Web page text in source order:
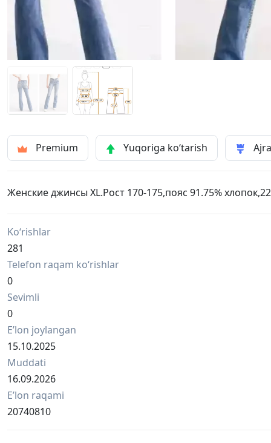
Premium Yuqoriga ko‘tarish
Женские джинсы XL.Рост 170-175,пояс 91.75%
Ko‘rishlar
281
Telefon raqam ko‘rishlar
0
Sevimli
0
Eʼlon joylangan
15.10.2025
Muddati
16.09.2026
Eʼlon raqami
20740810